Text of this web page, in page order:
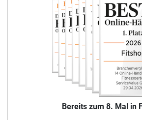
Bereits zum 8. Mal in